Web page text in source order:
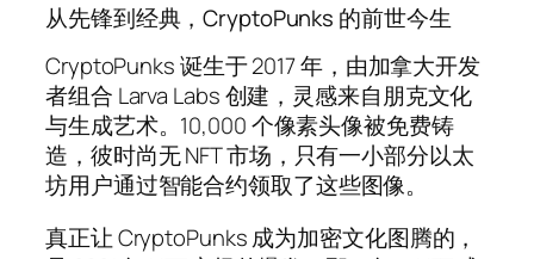
从先锋到经典，CryptoPunks 的前世今生
CryptoPunks 诞生于 2017 年，由加拿大开发
者组合 Larva Labs 创建，灵感来自朋克文化
与生成艺术。10,000 个像素头像被免费铸
造，彼时尚无 NFT 市场，只有一小部分以太
坊用户通过智能合约领取了这些图像。
真正让 CryptoPunks 成为加密文化图腾的，